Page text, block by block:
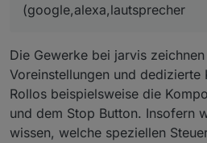
(google,alexa,lautsprecher
Die Gewerke bei jarvis
Voreinstellungen und dedizierte
Rollos beispielsweise die
und dem Stop Button. Insofern
wissen, welche speziellen